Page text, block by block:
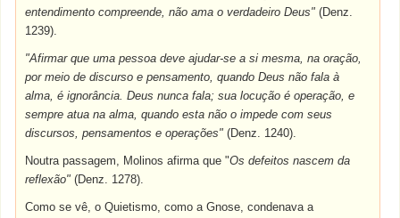
entendimento compreende, não ama o verdadeiro Deus"(Denz.
1239).
"Afirmar que uma pessoa deve ajudar-se a si mesma, na oração,
por meio de discurso e pensamento, quando Deus não fala à
alma, é ignorância. Deus nunca fala; sua locução é operação, e
sempre atua na alma, quando esta não o impede com seus
discursos, pensamentos e operações"(Denz. 1240).
Noutra passagem, Molinos afirma que "Os defeitos nascem da
reflexão"(Denz. 1278).
Como se vê, o Quietismo, como a Gnose, condenava a